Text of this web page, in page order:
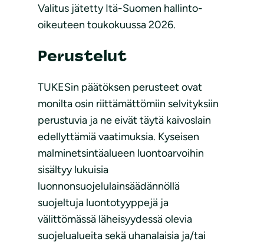
Valitus jätetty Itä-Suomen hallinto-
oikeuteen toukokuussa 2026.
Perustelut
TUKESin päätöksen perusteet ovat
monilta osin riittämättömiin selvityksiin
perustuvia ja ne eivät täytä kaivoslain
edellyttämiä vaatimuksia. Kyseisen
malminetsintäalueen luontoarvoihin
sisältyy lukuisia
luonnonsuojelulainsäädännöllä
suojeltuja luontotyyppejä ja
välittömässä läheisyydessä olevia
suojelualueita sekä uhanalaisia ja/tai